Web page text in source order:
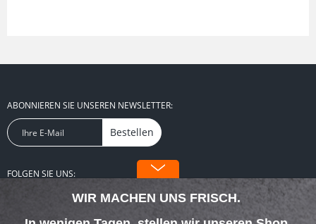
ABONNIEREN SIE UNSEREN NEWSLETTER:
Bestellen
FOLGEN SIE UNS:
WIR MACHEN UNS FRISCH.
In wenigen Tagen, stellen wir unseren Shop,